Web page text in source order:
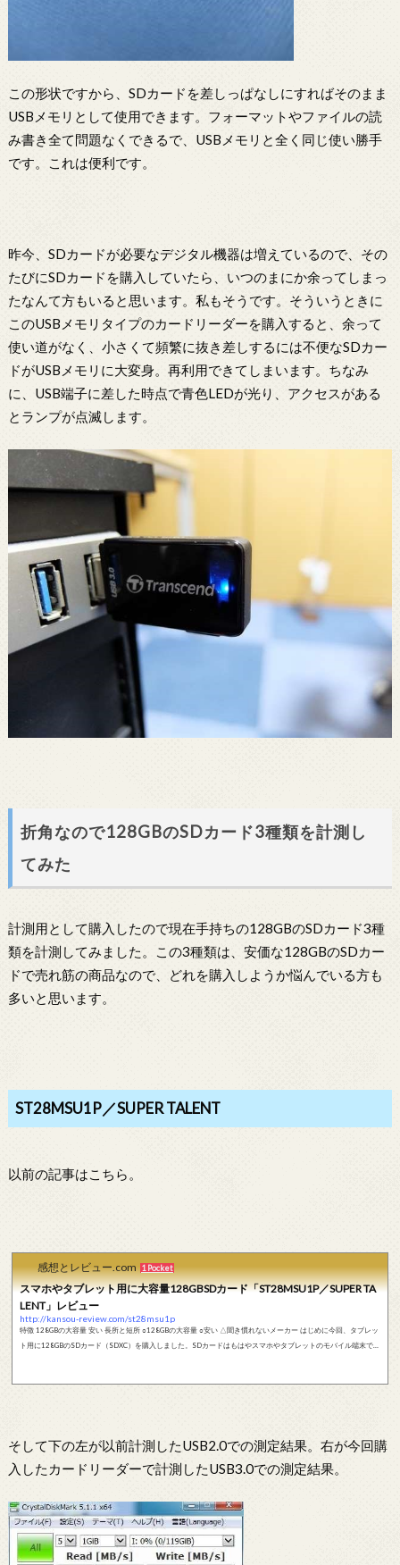
この形状ですから、SDカードを差しっぱなしにすればそのまま
USBメモリとして使用できます。フォーマットやファイルの読
み書き全て問題なくできるで、USBメモリと全く同じ使い勝手
です。これは便利です。
昨今、SDカードが必要なデジタル機器は増えているので、その
たびにSDカードを購入していたら、いつのまにか余ってしまっ
たなんて方もいると思います。私もそうです。そういうときに
このUSBメモリタイプのカードリーダーを購入すると、余って
使い道がなく、小さくて頻繁に抜き差しするには不便なSDカー
ドがUSBメモリに大変身。再利用できてしまいます。ちなみ
に、USB端子に差した時点で青色LEDが光り、アクセスがある
とランプが点滅します。
折角なので128GBのSDカード3種類を計測し
てみた
計測用として購入したので現在手持ちの128GBのSDカード3種
類を計測してみました。この3種類は、安価な128GBのSDカー
ドで売れ筋の商品なので、どれを購入しようか悩んでいる方も
多いと思います。
ST28MSU1P／SUPER TALENT
以前の記事はこちら。
感想とレビュー.com 1 Pocket
スマホやタブレット用に大容量128GBSDカード「ST28MSU1P／SUPER TA
LENT」レビュー
http://kansou-review.com/st28msu1p
特徴 128GBの大容量 安い 長所と短所 ○128GBの大容量 ○安い △聞き慣れないメーカー はじめに今回、タブレッ
ト用に128GBのSDカード（SDXC）を購入しました。SDカードはもはやスマホやタブレットのモバイル端末では
そして下の左が以前計測したUSB2.0での測定結果。右が今回購
入したカードリーダーで計測したUSB3.0での測定結果。